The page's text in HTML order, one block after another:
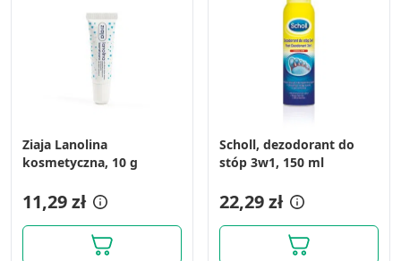
Ziaja Lanolina
kosmetyczna, 10 g
11,29 zł
Scholl, dezodorant do
stóp 3w1, 150 ml
22,29 zł